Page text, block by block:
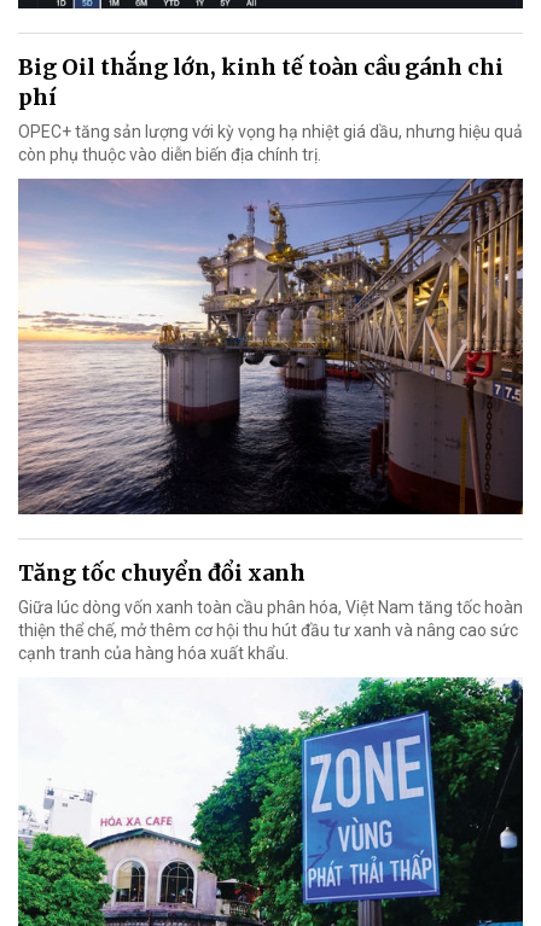
Big Oil thắng lớn, kinh tế toàn cầu gánh chi
phí
OPEC+ tăng sản lượng với kỳ vọng hạ nhiệt giá dầu, nhưng hiệu quả
còn phụ thuộc vào diễn biến địa chính trị.
Tăng tốc chuyển đổi xanh
Giữa lúc dòng vốn xanh toàn cầu phân hóa, Việt Nam tăng tốc hoàn
thiện thể chế, mở thêm cơ hội thu hút đầu tư xanh và nâng cao sức
cạnh tranh của hàng hóa xuất khẩu.